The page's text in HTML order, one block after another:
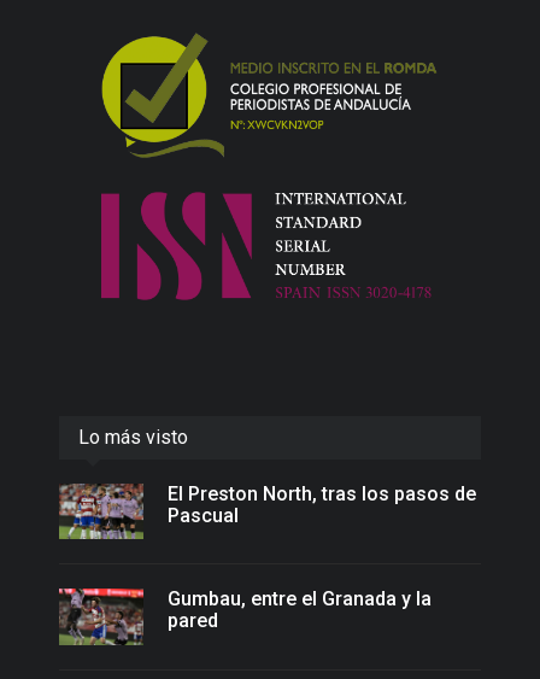
Lo más visto
El Preston North, tras los pasos de
Pascual
Gumbau, entre el Granada y la
pared